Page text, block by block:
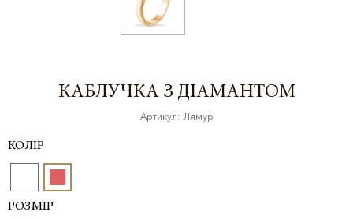
КАБЛУЧКА З ДІАМАНТОМ
Артикул: Лямур
КОЛІР
РОЗМІР